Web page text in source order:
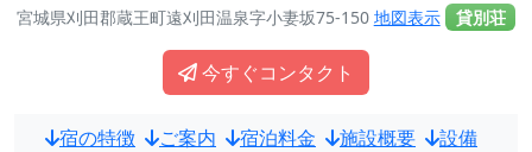
宮城県刈田郡蔵王町遠刈田温泉字小妻坂75-150 地図表示 貸別荘
今すぐコンタクト
宿の特徴 ご案内 宿泊料金 施設概要
設備